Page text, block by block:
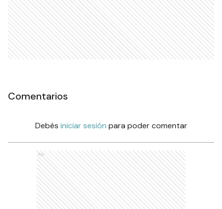
Comentarios
Debés iniciar sesión para poder comentar
Ads